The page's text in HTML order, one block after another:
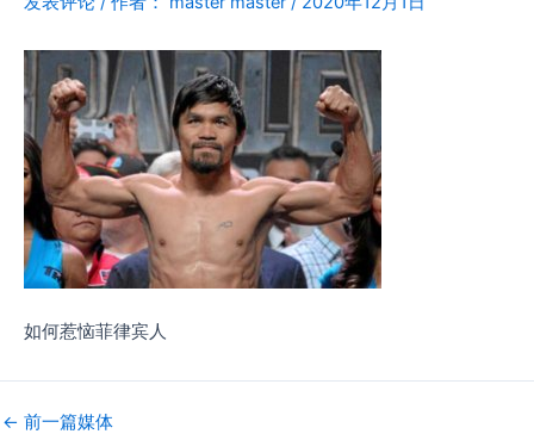
如何惹恼菲律宾人
← 前一篇媒体